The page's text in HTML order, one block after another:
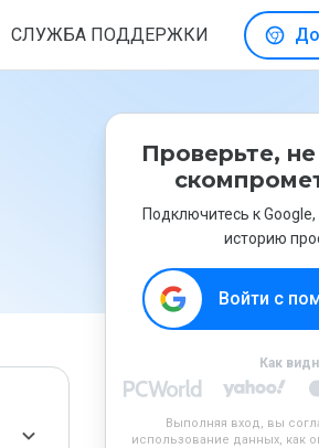
СЛУЖБА ПОДДЕРЖКИ
Проверьте,
Подключитесь к
историю
Войти с
Как
Выполняя вход, вы
использование данных, как